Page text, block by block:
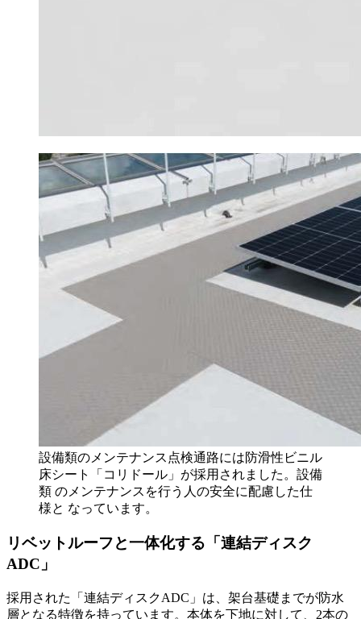
設備類のメンテナンス点検通路には防滑性ビニル
床シート「コリドール」が採用されました。設備
類 のメンテナンスを行う人の安全に配慮した仕
様と なっています。
リベットルーフと一体化する「連結ディスク
ADC」
採用された「連結ディスクADC」は、架台基礎までが防水
層となる特徴を持っています。本体を下地に対して、2本の